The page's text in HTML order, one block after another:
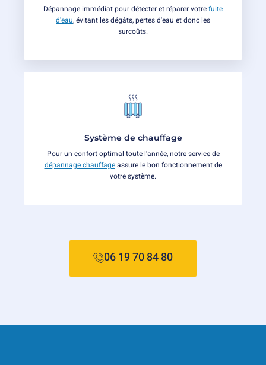
Dépannage immédiat pour détecter et réparer votrefuite
d'eau, évitant les dégâts, pertes d'eau et donc les
surcoûts.
Système de chauffage
Pour un confort optimal toute l'année, notre service de
dépannage chauffageassure le bon fonctionnement de
votre système.
06 19 70 84 80